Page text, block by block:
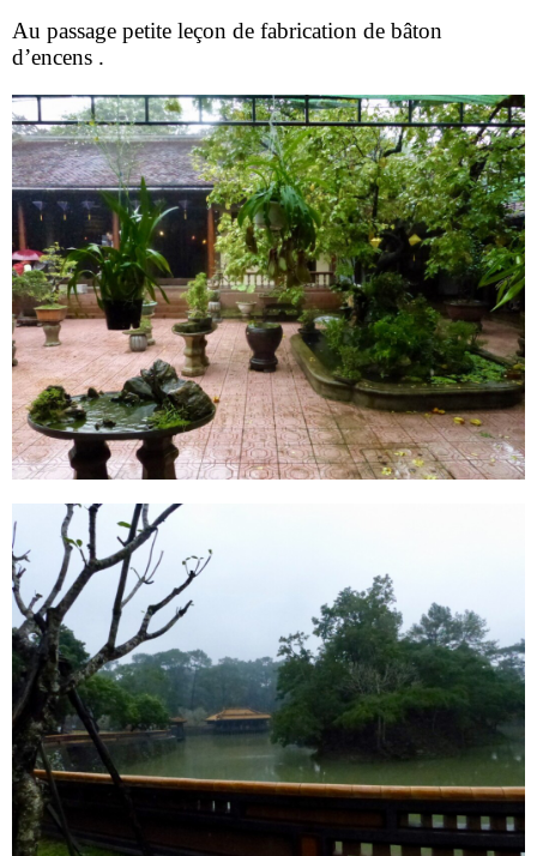
Au passage petite leçon de fabrication de bâton
d’encens .